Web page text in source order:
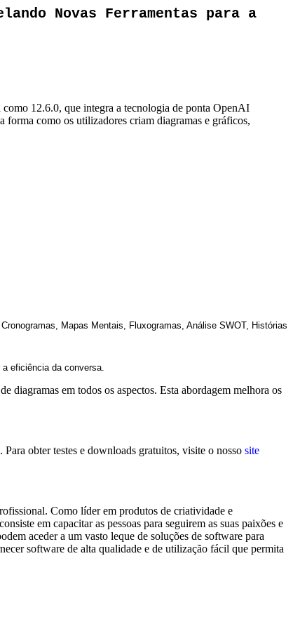
Novas Ferramentas para a
12.6.0, que integra a tecnologia de ponta OpenAI
como os utilizadores criam diagramas e gráficos,
Mapas Mentais, Fluxogramas, Análise SWOT, Histórias
eficiência da conversa.
diagramas em todos os aspectos. Esta abordagem melhora os
obter testes e downloads gratuitos, visite o nosso site
Como líder em produtos de criatividade e
em capacitar as pessoas para seguirem as suas paixões e
aceder a um vasto leque de soluções de software para
software de alta qualidade e de utilização fácil que permita